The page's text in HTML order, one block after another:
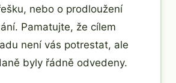
nebo o prodloužení
Pamatujte, že cílem
není vás potrestat, ale
byly řádně odvedeny.